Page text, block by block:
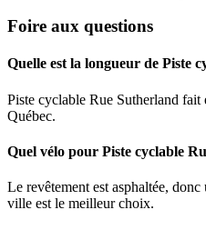
Foire aux questions
Quelle est la longueur de Piste
Piste cyclable Rue Sutherland
Québec.
Quel vélo pour Piste cyclable
Le revêtement est asphaltée,
ville est le meilleur choix.